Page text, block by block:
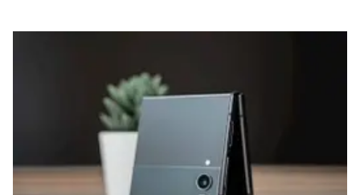
Laatste nieuws